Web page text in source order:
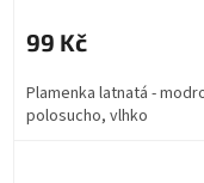
99 Kč
Plamenka latnatá -
polosucho, vlhko